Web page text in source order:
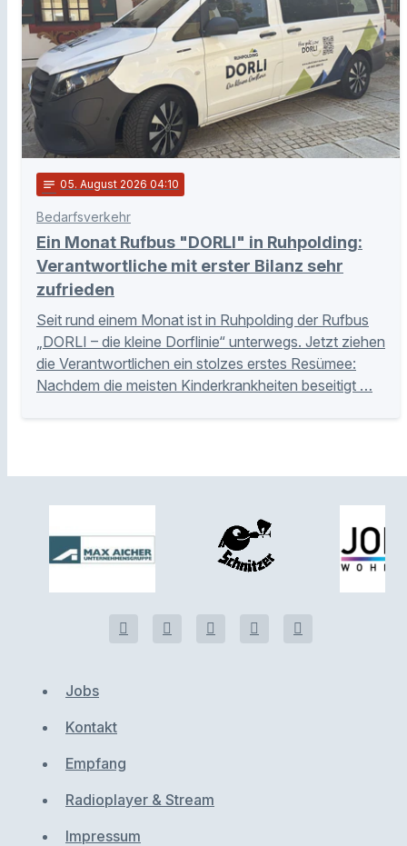
notes 05. August 2026 04:10
Bedarfsverkehr
Ein Monat Rufbus "DORLI" in Ruhpolding:
Verantwortliche mit erster Bilanz sehr
zufrieden
Seit rund einem Monat ist in Ruhpolding der Rufbus
„DORLI – die kleine Dorflinie“ unterwegs. Jetzt ziehen
die Verantwortlichen ein stolzes erstes Resümee:
Nachdem die meisten Kinderkrankheiten beseitigt …
Jobs
Kontakt
Empfang
Radioplayer & Stream
Impressum